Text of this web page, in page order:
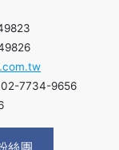
02-7734-9656